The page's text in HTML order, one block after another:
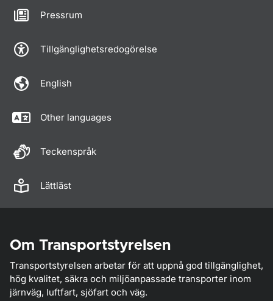
Pressrum
Tillgänglighetsredogörelse
English
Other languages
Teckenspråk
Lättläst
Om Transportstyrelsen
Transportstyrelsen arbetar för att uppnå god tillgänglighet,
hög kvalitet, säkra och miljöanpassade transporter inom
järnväg, luftfart, sjöfart och väg.